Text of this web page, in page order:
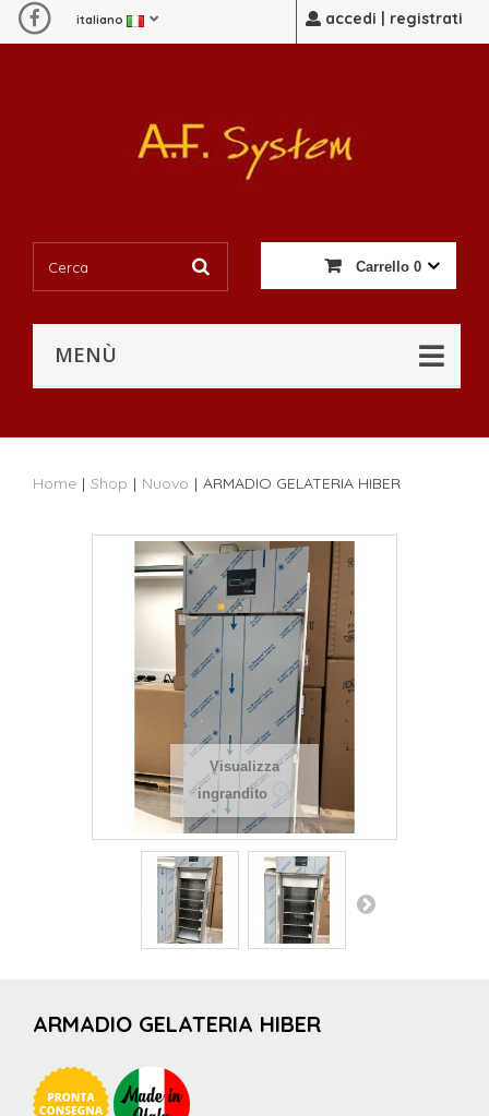
accedi | registrati
italiano
Carrello 0
MENÙ
Home | Shop | Nuovo | ARMADIO GELATERIA HIBER
Visualizza
ingrandito
ARMADIO GELATERIA HIBER